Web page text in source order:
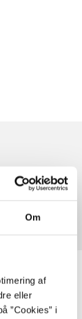
Om
af
eller
”Cookies” i